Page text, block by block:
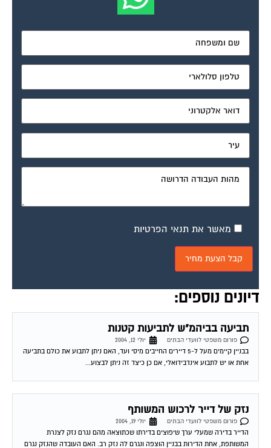
דיונים נוספים:
תביעה בביהמ"ש לתביעות קטנות
פורום משפטי לוועדי הבתים
יולי 12, 2004
בבניין קיימים מעל ל-5 דיירים החייבים מיסי ועד, האם ניתן לתבוע את כולם בתביעה
אחת או יש לתבוע אינדבידואלי, אם כן כיצד זה ניתן לבצוע...
נזק של דייר לרכוש המשותף
פורום משפטי לוועדי הבתים
יולי 19, 2004
הדייר בדירה שמעלי ערך שיפוצים בדירתו שכתוצאה מהם נגרם נזק לצנרת
המשותפת, אחת הדירות בבניין הוצפה ונגרם לה נזק רב. האם העובדה שהנזק נגרם
לצנרת...